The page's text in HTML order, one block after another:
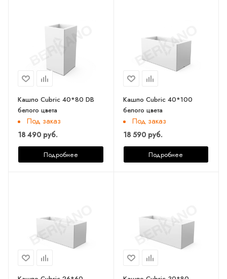
Кашпо Cubric 40*80 DB
белого цвета
Под заказ
18 490 руб.
Подробнее
Кашпо Cubric 40*100
белого цвета
Под заказ
18 590 руб.
Подробнее